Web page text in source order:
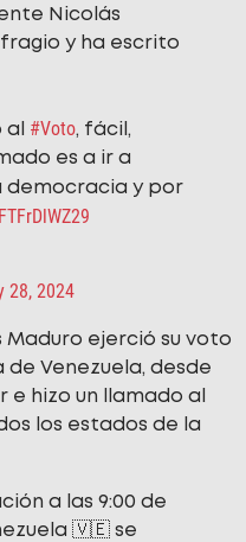
Nicolás
y ha escrito
al #Voto, fácil,
es a ir a
democracia y por
28, 2024
Maduro ejerció su voto
de Venezuela, desde
hizo un llamado al
los estados de la
a las 9:00 de
🇻🇪 se